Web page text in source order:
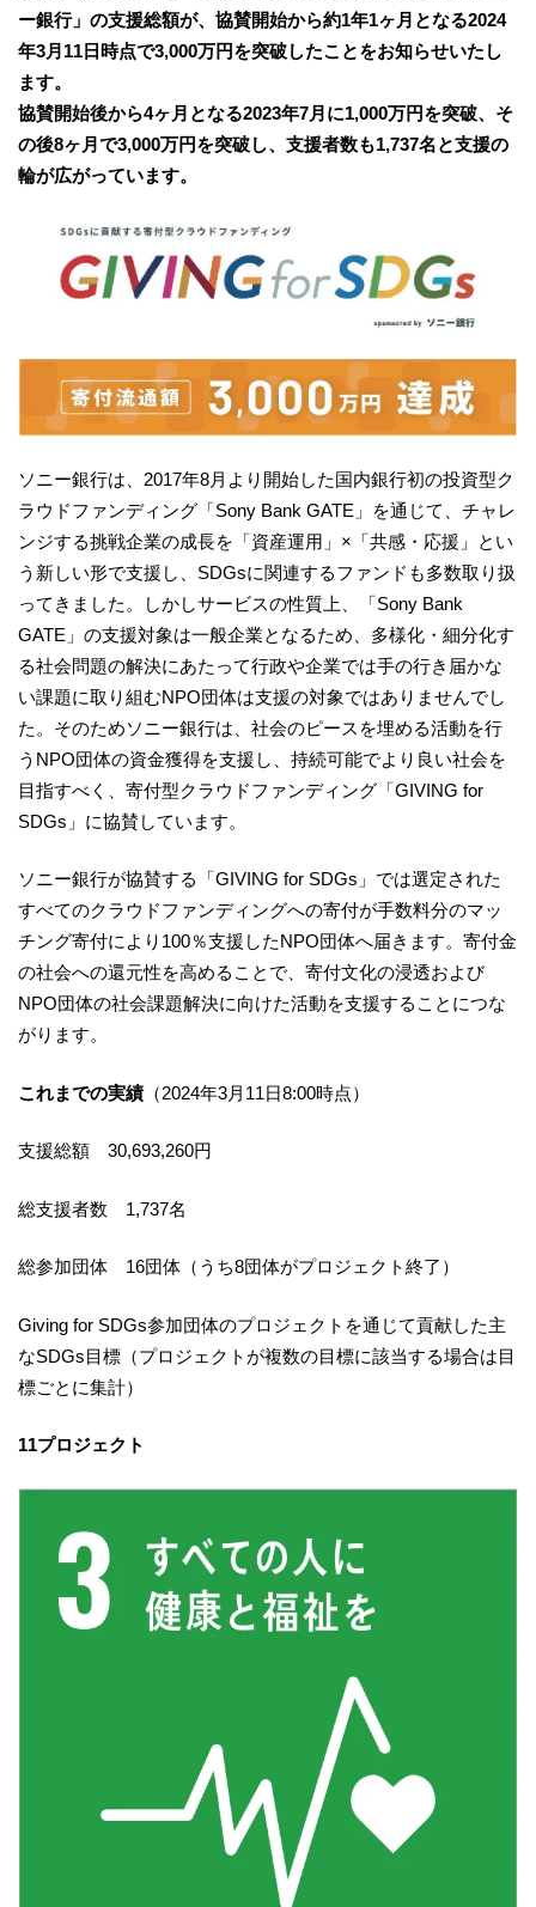
ー銀行」の支援総額が、協賛開始から約1年1ヶ月となる2024
年3月11日時点で3,000万円を突破したことをお知らせいたし
ます。
協賛開始後から4ヶ月となる2023年7月に1,000万円を突破、そ
の後8ヶ月で3,000万円を突破し、支援者数も1,737名と支援の
輪が広がっています。
ソニー銀行は、2017年8月より開始した国内銀行初の投資型ク
ラウドファンディング「Sony Bank GATE」を通じて、チャレ
ンジする挑戦企業の成長を「資産運用」×「共感・応援」とい
う新しい形で支援し、SDGsに関連するファンドも多数取り扱
ってきました。しかしサービスの性質上、「Sony Bank
GATE」の支援対象は一般企業となるため、多様化・細分化す
る社会問題の解決にあたって行政や企業では手の行き届かな
い課題に取り組むNPO団体は支援の対象ではありませんでし
た。そのためソニー銀行は、社会のピースを埋める活動を行
うNPO団体の資金獲得を支援し、持続可能でより良い社会を
目指すべく、寄付型クラウドファンディング「GIVING for
SDGs」に協賛しています。
ソニー銀行が協賛する「GIVING for SDGs」では選定された
すべてのクラウドファンディングへの寄付が手数料分のマッ
チング寄付により100％支援したNPO団体へ届きます。寄付金
の社会への還元性を高めることで、寄付文化の浸透および
NPO団体の社会課題解決に向けた活動を支援することにつな
がります。
これまでの実績（2024年3月11日8:00時点）
支援総額 30,693,260円
総支援者数 1,737名
総参加団体 16団体（うち8団体がプロジェクト終了）
Giving for SDGs参加団体のプロジェクトを通じて貢献した主
なSDGs目標（プロジェクトが複数の目標に該当する場合は目
標ごとに集計）
11プロジェクト